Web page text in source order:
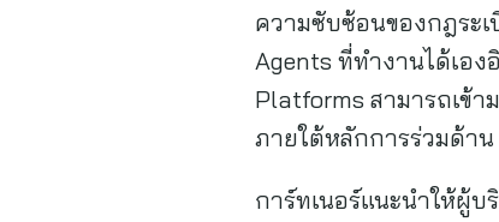
ความซับซ้อนของกฎระ
Agents ที่ทำงานได้เอง
Platforms สามารถเข้
ภายใต้หลักการร่วมด้า
การ์ทเนอร์แนะนำให้ผู้